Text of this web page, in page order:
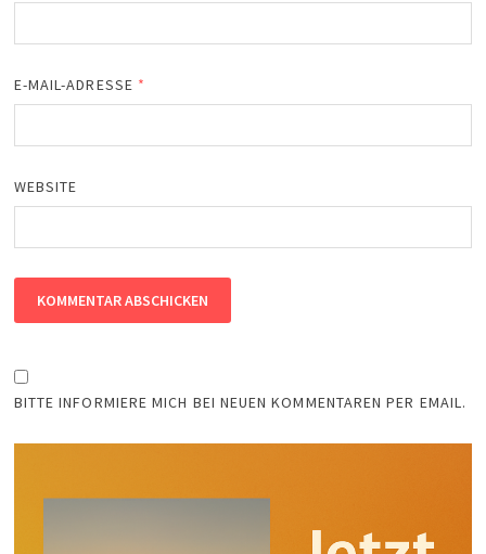
E-MAIL-ADRESSE *
WEBSITE
BITTE INFORMIERE MICH BEI NEUEN KOMMENTAREN PER EMAIL.